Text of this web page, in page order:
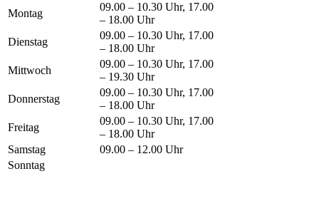
Montag
09.00 – 10.30 Uhr, 17.00
– 18.00 Uhr
Dienstag
09.00 – 10.30 Uhr, 17.00
– 18.00 Uhr
Mittwoch
09.00 – 10.30 Uhr, 17.00
– 19.30 Uhr
Donnerstag
09.00 – 10.30 Uhr, 17.00
– 18.00 Uhr
Freitag
09.00 – 10.30 Uhr, 17.00
– 18.00 Uhr
Samstag
09.00 – 12.00 Uhr
Sonntag